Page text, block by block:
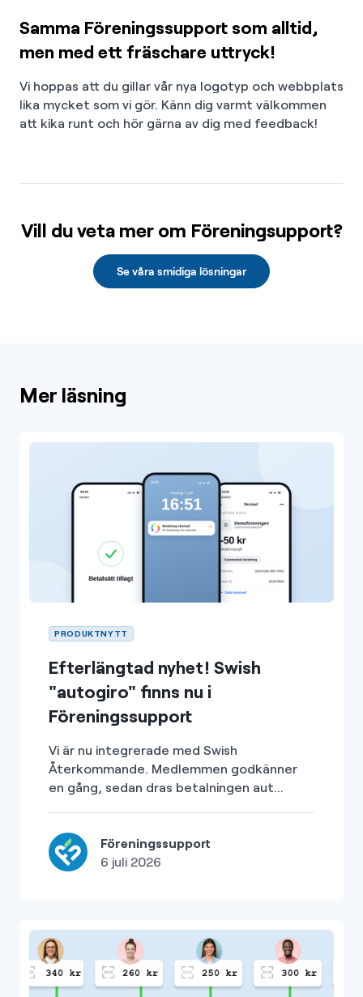
Samma Föreningssupport som alltid,
men med ett fräschare uttryck!
Vi hoppas att du gillar vår nya logotyp och webbplats
lika mycket som vi gör. Känn dig varmt välkommen
att kika runt och hör gärna av dig med feedback!
Vill du veta mer om Föreningsupport?
Se våra smidiga lösningar
Mer läsning
PRODUKTNYTT
Efterlängtad nyhet! Swish
"autogiro" finns nu i
Föreningssupport
Vi är nu integrerade med Swish
Återkommande. Medlemmen godkänner
en gång, sedan dras betalningen aut...
Föreningssupport
6 juli 2026